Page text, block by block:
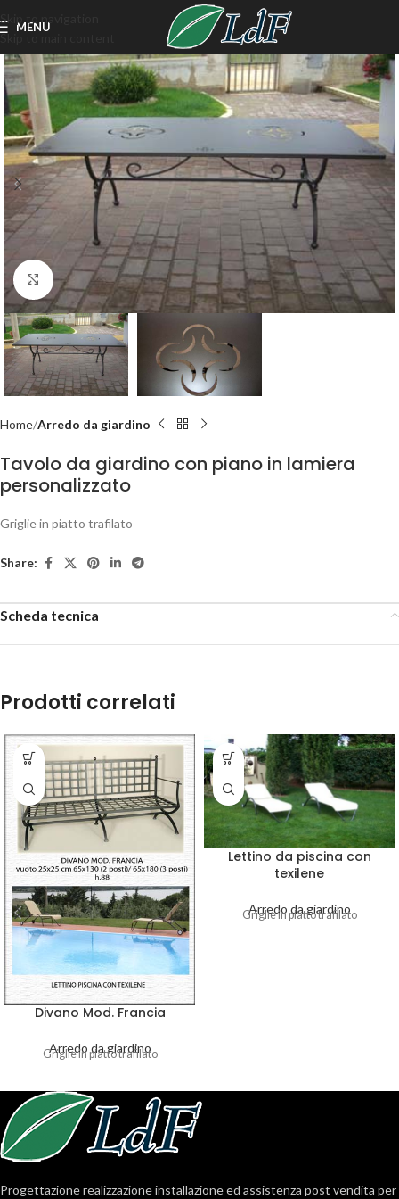
Skip to navigation
Skip to main content
MENU
Click to enlarge
Home Arredo da giardino
Tavolo da giardino con piano in lamiera
personalizzato
Griglie in piatto trafilato
Share:
Scheda tecnica
Prodotti correlati
Divano Mod. Francia
Arredo da giardino
Griglie in piatto trafilato
Lettino da piscina con
texilene
Arredo da giardino
Griglie in piatto trafilato
Progettazione realizzazione installazione ed assistenza post vendita per